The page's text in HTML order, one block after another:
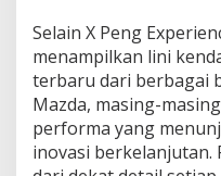
Selain X Peng
menampilkan lini
terbaru dari berbagai
Mazda, masing-
performa yang
inovasi